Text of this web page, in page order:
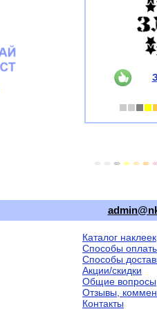
Каталог наклеек
Способы
Способы
Акции/скидки
Общие вопросы
Отзывы,
Контакты